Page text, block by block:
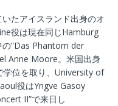
たアイスランド出身のオ
役は現在同じHamburg
”Das Phantom der
Anne Moore。米国出身
学位を取り、University of
役はYngve Gasoy
II”で来日し